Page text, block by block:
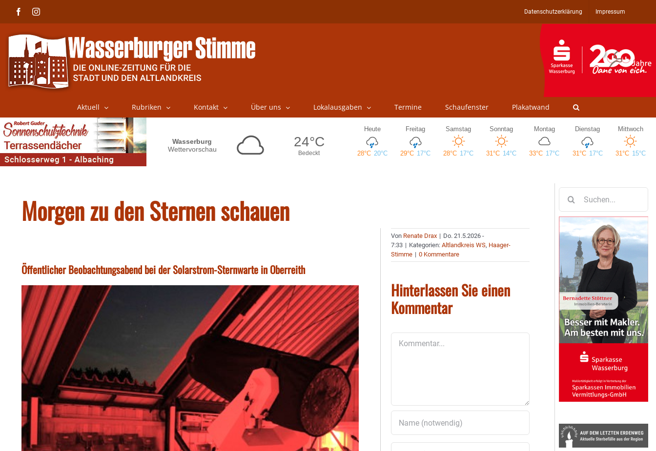
FacebookInstagram Datenschutzerklärung Impressum
Aktuell Rubriken Kontakt Über uns Lokalausgaben Termine Schaufenster Plakatwand
Morgen zu den Sternen schauen
Öffentlicher Beobachtungsabend bei der Solarstrom-Sternwarte in Oberreith
Von Renate Drax | Do. 21.5.2026 -
7:33 | Kategorien:Altlandkreis WS, Haager-
Stimme | 0 Kommentare
Hinterlassen Sie einen
Kommentar
nach: